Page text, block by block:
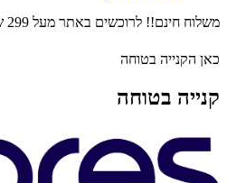
משלוח חינם!! לרוכשים באתר מעל 299 ש"ח
כאן הקנייה בטוחה
קנייה בטוחה